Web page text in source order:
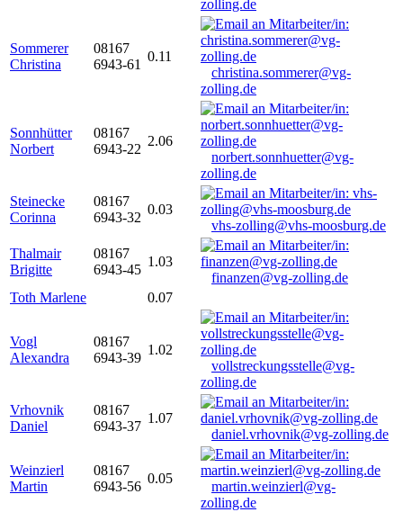
zolling.de
Sommerer
Christina
08167
6943-61
0.11
christina.sommerer@vg-
zolling.de
Sonnhütter
Norbert
08167
6943-22
2.06
norbert.sonnhuetter@vg-
zolling.de
Steinecke
Corinna
08167
6943-32
0.03
vhs-zolling@vhs-moosburg.de
Thalmair
Brigitte
08167
6943-45
1.03
finanzen@vg-zolling.de
Toth Marlene
0.07
Vogl
Alexandra
08167
6943-39
1.02
vollstreckungsstelle@vg-
zolling.de
Vrhovnik
Daniel
08167
6943-37
1.07
daniel.vrhovnik@vg-zolling.de
Weinzierl
Martin
08167
6943-56
0.05
martin.weinzierl@vg-
zolling.de